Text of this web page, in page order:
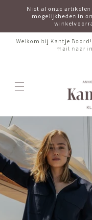
naar de
content
Niet al onze
mogelijkheden in
Welkom bij Kantje
mail naar